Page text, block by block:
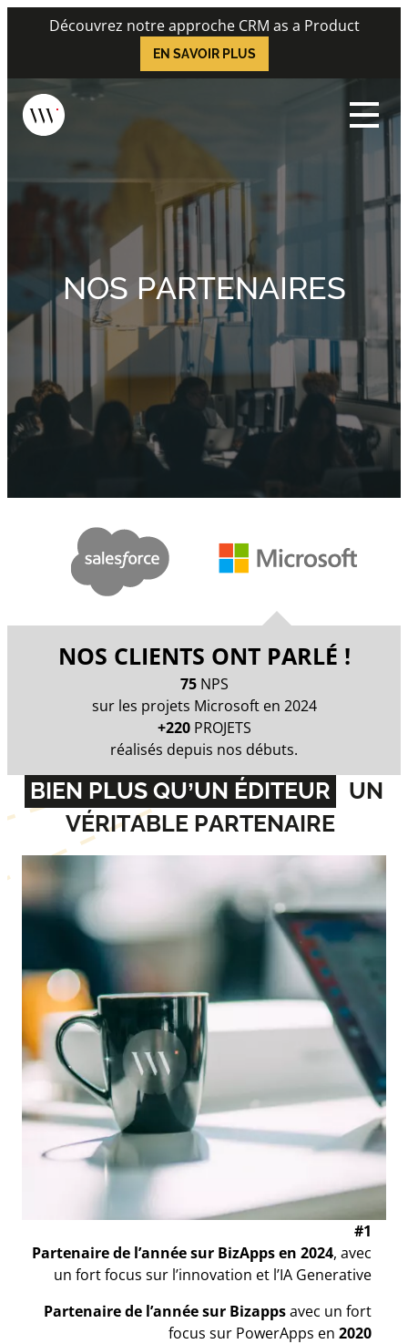
Découvrez notre approche CRM as a Product
EN SAVOIR PLUS
Menu
MICROSOFT
NOS PARTENAIRES
NOS CLIENTS ONT PARLÉ !
75 NPS
sur les projets Microsoft en 2024
+220 PROJETS
réalisés depuis nos débuts.
BIEN PLUS QU’UN ÉDITEUR
UN
VÉRITABLE PARTENAIRE
#1
Partenaire de l’année sur BizApps en 2024, avec
un fort focus sur l’innovation et l’IA Generative
Partenaire de l’année sur Bizappsavec un fort
focus sur PowerApps en 2020